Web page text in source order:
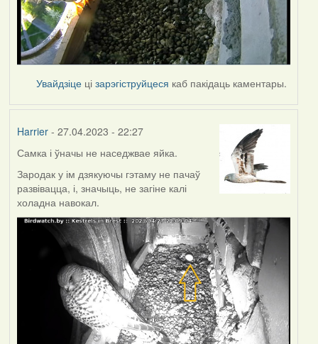
Увайдзіце цізарэгіструйцеся каб пакідаць каментары.
Harrier- 27.04.2023 - 22:27
Самка і ўначы не наседжвае яйка.
Зародак у ім дзякуючы гэтаму не пачаў
развівацца, і, значыць, не загіне калі
холадна навокал.